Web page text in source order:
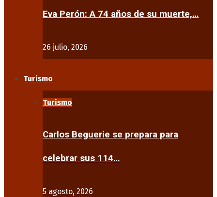
Eva Perón: A 74 años de su muerte,…
26 julio, 2026
Turismo
Turismo
Carlos Beguerie se prepara para
celebrar sus 114…
5 agosto, 2026